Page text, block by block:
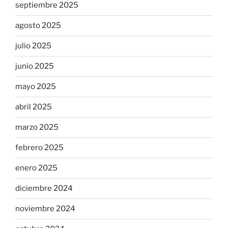
septiembre 2025
agosto 2025
julio 2025
junio 2025
mayo 2025
abril 2025
marzo 2025
febrero 2025
enero 2025
diciembre 2024
noviembre 2024